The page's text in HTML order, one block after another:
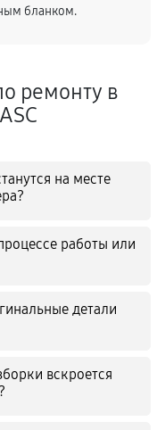
бланком.
ремонту в
на месте
работы или
детали
вскроется